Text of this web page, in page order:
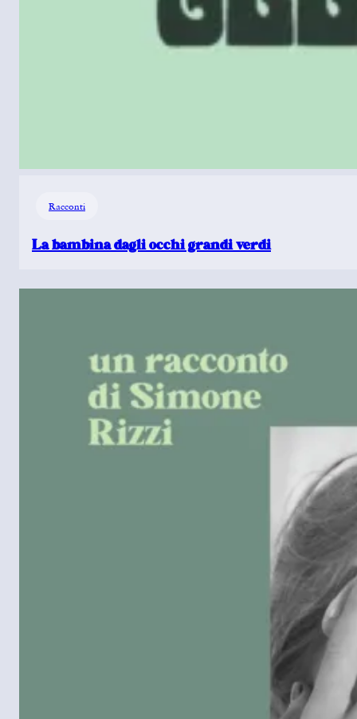
Racconti
La bambina dagli occhi grandi verdi